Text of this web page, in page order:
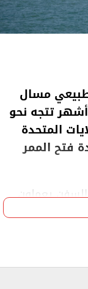
طبيعي مسال
تتجه نحو
المتحدة
فتح الممر
السفن يعملون
الاتفاق -
إلى قلة
الأولى من
"ديشا" نحو